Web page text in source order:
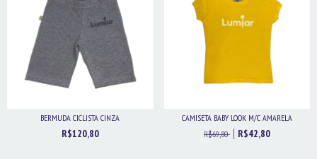
BERMUDA CICLISTA CINZA
R$120,80
CAMISETA BABY LOOK M/C AMARELA
R$69,80
R$42,80